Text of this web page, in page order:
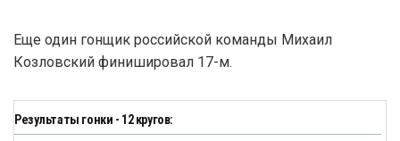
Еще один гонщик российской команды Михаил
Козловский финишировал 17-м.
Результаты гонки - 12 кругов: